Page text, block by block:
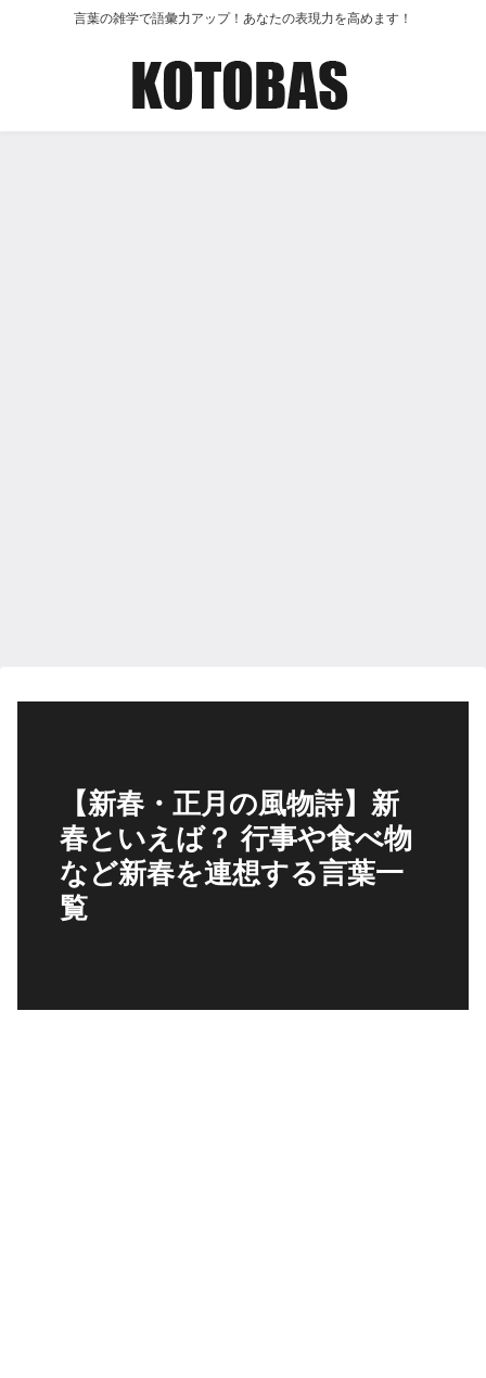
言葉の雑学で語彙力アップ！あなたの表現力を高めます！
【新春・正月の風物詩】新
春といえば？ 行事や食べ物
など新春を連想する言葉一
覧